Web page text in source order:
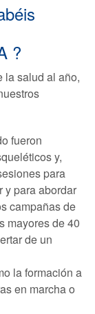
?
la salud al año,
fueron
y,
para
y para abordar
campañas de
mayores de 40
de un
la formación a
en marcha o